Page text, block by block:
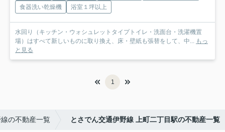
食器洗い乾燥機
浴室１坪以上
水回り（キッチン・ウォシュレットタイプトイレ・洗面台・洗濯機置
場）はすべて新しいものに取り換え、床・壁紙も張替をして、中...
もっ
と見る
1
の不動産一覧 とさでん交通伊野線 上町二丁目駅の不動産一覧